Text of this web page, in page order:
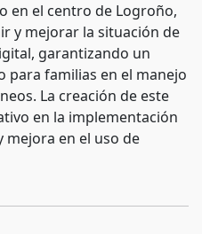
en el centro de Logroño,
y mejorar la situación de
garantizando un
para familias en el manejo
La creación de este
en la implementación
mejora en el uso de